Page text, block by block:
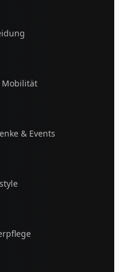
Mobilität
& Events